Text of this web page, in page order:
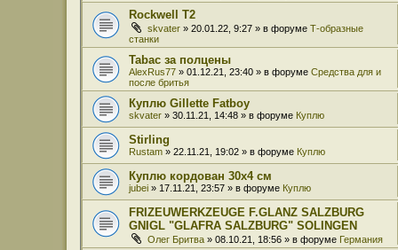
Rockwell T2
skvater » 20.01.22, 9:27 » в форуме Т-образные
станки
Tabac за полцены
AlexRus77 » 01.12.21, 23:40 » в форуме Средства для и
после бритья
Куплю Gillette Fatboy
skvater » 30.11.21, 14:48 » в форуме Куплю
Stirling
Rustam » 22.11.21, 19:02 » в форуме Куплю
Куплю кордован 30x4 см
jubei » 17.11.21, 23:57 » в форуме Куплю
FRIZEUWERKZEUGE F.GLANZ SALZBURG
GNIGL "GLAFRA SALZBURG" SOLINGEN
Олег Бритва » 08.10.21, 18:56 » в форуме Германия